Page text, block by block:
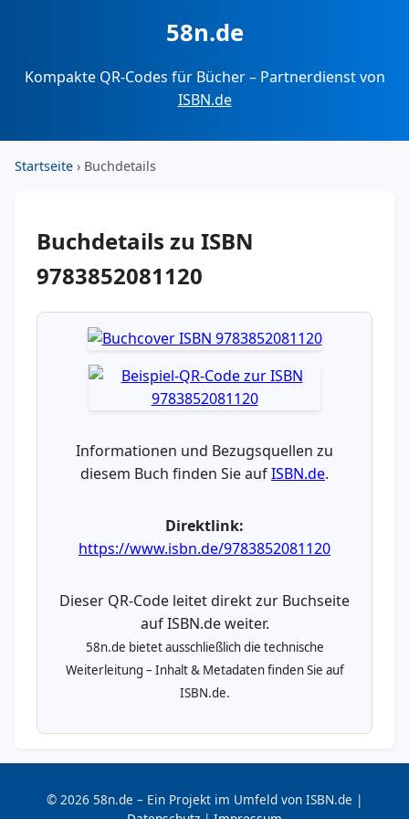
58n.de
Kompakte QR-Codes für Bücher – Partnerdienst von
ISBN.de
Startseite › Buchdetails
Buchdetails zu ISBN
9783852081120
Informationen und Bezugsquellen zu
diesem Buch finden Sie aufISBN.de.
Direktlink:
https://www.isbn.de/9783852081120
Dieser QR-Code leitet direkt zur Buchseite
auf ISBN.de weiter.
58n.de bietet ausschließlich die technische
Weiterleitung – Inhalt & Metadaten finden Sie auf
ISBN.de.
© 2026 58n.de – Ein Projekt im Umfeld von ISBN.de |